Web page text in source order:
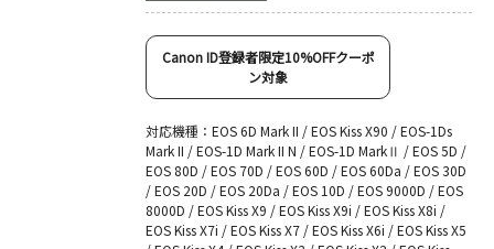
Canon ID登録者限定10%OFFクーポ
ン対象
対応機種：EOS 6D Mark II / EOS Kiss X90 / EOS-1Ds
Mark II / EOS-1D Mark II N / EOS-1D MarkⅡ / EOS 5D /
EOS 80D / EOS 70D / EOS 60D / EOS 60Da / EOS 30D
/ EOS 20D / EOS 20Da / EOS 10D / EOS 9000D / EOS
8000D / EOS Kiss X9 / EOS Kiss X9i / EOS Kiss X8i /
EOS Kiss X7i / EOS Kiss X7 / EOS Kiss X6i / EOS Kiss X5